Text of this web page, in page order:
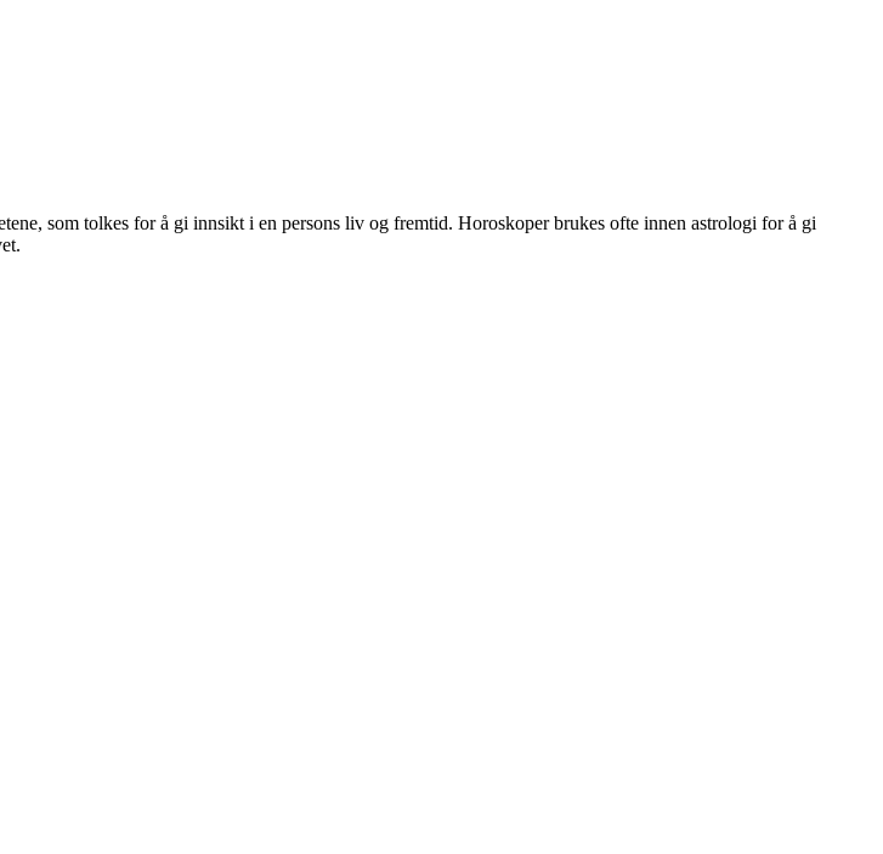
som tolkes for å gi innsikt i en persons liv og fremtid. Horoskoper brukes ofte innen astrologi for å gi